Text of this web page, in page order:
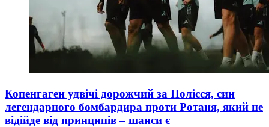
Копенгаген удвічі дорожчий за Полісся, син
легендарного бомбардира проти Ротаня, який не
відійде від принципів – шанси є